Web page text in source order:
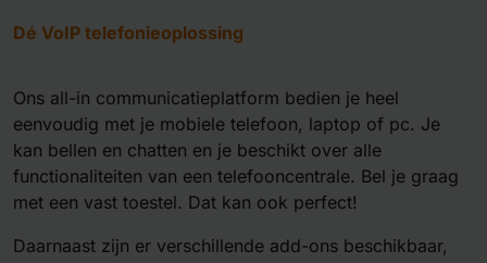
Dé VoIP telefonieoplossing
Ons all-in communicatieplatform bedien je heel
eenvoudig met je mobiele telefoon, laptop of pc. Je
kan bellen en chatten en je beschikt over alle
functionaliteiten van een telefooncentrale. Bel je graag
met een vast toestel. Dat kan ook perfect!
Daarnaast zijn er verschillende add-ons beschikbaar,